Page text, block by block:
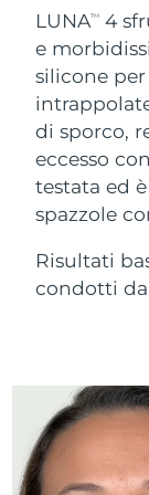
LUNATM 4
e
silicone
di sporco,
eccesso
testata ed
spazzole
Risultati
condotti
Cosmetici
Vedi tutto
APP FOREO
Israele
Italia
Giappone
Jersey
Kuwait
Libano
Lituania